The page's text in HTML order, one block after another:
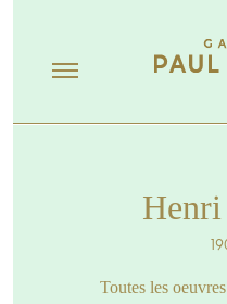
Toutes les oeuvres